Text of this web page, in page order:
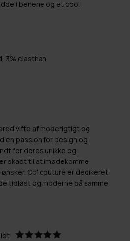
i benene og et cool
3% elasthan
vifte af moderigtigt og
en passion for design og
for deres unikke og
skabt til at imødekomme
Co' couture er dedikeret
tidløst og moderne på samme